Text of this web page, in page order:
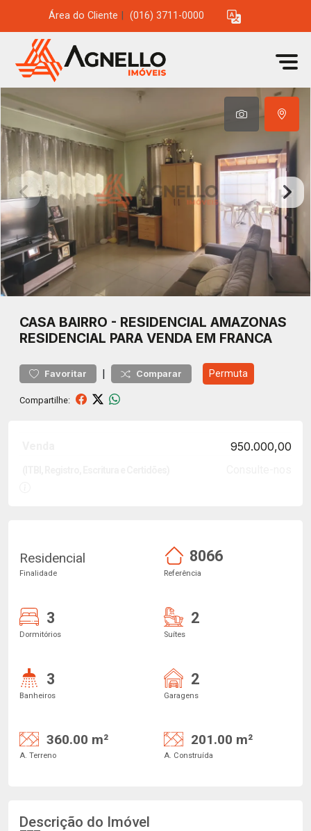
Área do Cliente (016) 3711-0000
CASA BAIRRO - RESIDENCIAL AMAZONAS
RESIDENCIAL PARA VENDA EM FRANCA
Favoritar | Comparar Permuta
Compartilhe:
950.000,00
Residencial
Finalidade
8066
Referência
3
Dormitórios
2
Suítes
3
Banheiros
2
Garagens
360.00 m²
A. Terreno
201.00 m²
A. Construída
Descrição do Imóvel